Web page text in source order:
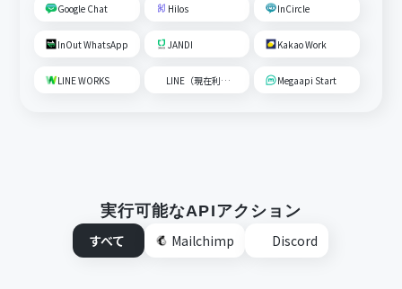
Google Chat Hilos InCircle
InOut WhatsApp JANDI Kakao Work
LINE WORKS LINE（現在利用不可） Megaapi Start
実行可能なAPIアクション
すべて
Mailchimp Discord